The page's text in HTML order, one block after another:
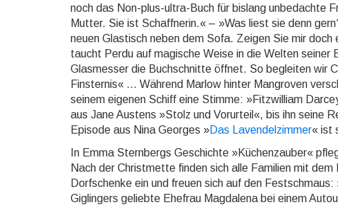
noch das Non-plus-ultra-Buch für bislang unbedachte
Mutter. Sie ist Schaffnerin.« – »Was liest sie denn
neuen Glastisch neben dem Sofa. Zeigen Sie mir
taucht Perdu auf magische Weise in die Welten
Glasmesser die Buchschnitte öffnet. So begleiten wir
Finsternis« ... Während Marlow hinter Mangro­ven
seinem eigenen Schiff eine Stimme: »Fitzwilliam
aus Jane Austens »Stolz und Vorurteil«, bis ihn seine
Episode aus Nina Georges »Das Lavendelzimmer« ist
In Emma Sternbergs Geschichte »Küchenzauber«
Nach der Christmette finden sich alle Familien mit
Dorfschenke ein und freuen sich auf den
Giglingers geliebte Ehefrau Magdalena bei einem